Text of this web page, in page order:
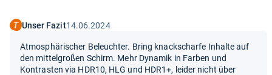
Unser Fazit14.06.2024
Atmosphärischer Beleuchter. Bring knackscharfe Inhalte auf
den mittelgroßen Schirm. Mehr Dynamik in Farben und
Kontrasten via HDR10, HLG und HDR1+, leider nicht über